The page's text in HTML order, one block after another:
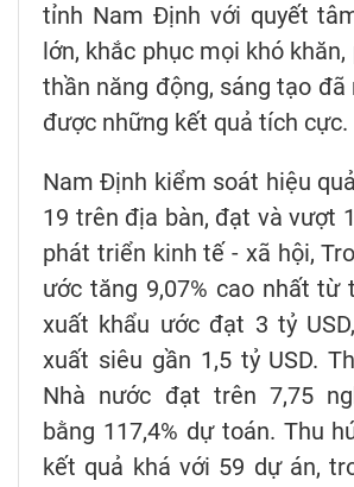
tỉnh Nam Định với quyết
lớn, khắc phục mọi khó
thần năng động, sáng tạo
được những kết quả tích cực.
Nam Định kiểm soát hiệu
19 trên địa bàn, đạt và vượt
phát triển kinh tế - xã hội,
ước tăng 9,07% cao nhất từ
xuất khẩu ước đạt 3 tỷ
xuất siêu gần 1,5 tỷ USD.
Nhà nước đạt trên 7,75
bằng 117,4% dự toán. Thu
kết quả khá với 59 dự án,